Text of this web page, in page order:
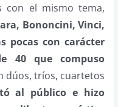
con el mismo tema,
Bononcini, Vinci,
pocas con carácter
40 que compuso
dúos, tríos, cuartetos
al público e hizo